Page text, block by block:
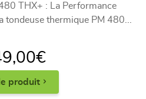
THX+ : La Performance
tondeuse thermique PM 480...
€
produit